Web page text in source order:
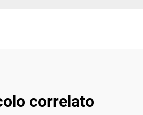
correlato